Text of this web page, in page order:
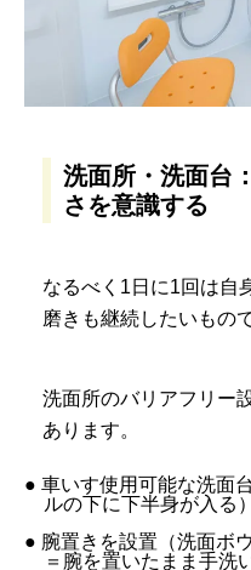
洗面所・洗面台
さを意識する
なるべく1日に1回は自
磨きも継続したいもの
洗面所のバリアフリー
あります。
● 車いす使用可能な洗面
ルの下に下半身が入る）
● 腕置きを設置（洗面ボ
＝腕を置いたまま手洗